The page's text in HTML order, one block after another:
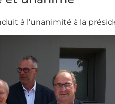
à l’unanimité à la